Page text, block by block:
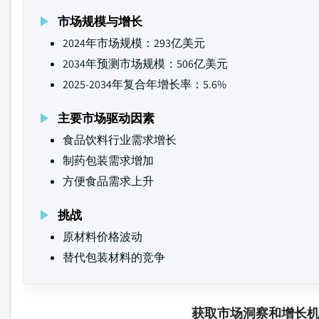
市场规模与增长
2024年市场规模：293亿美元
2034年预测市场规模：506亿美元
2025-2034年复合年增长率：5.6%
主要市场驱动因素
食品饮料行业需求增长
制药包装需求增加
方便食品需求上升
挑战
原材料价格波动
替代包装材料的竞争
获取市场洞察和增长